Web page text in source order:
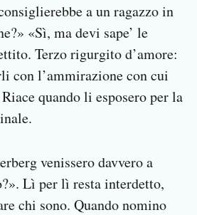
a un ragazzo in
«Sì, ma devi sape’ le
Terzo rigurgito d’amore:
con l’ammirazione con cui
quando li esposero per la
venissero davvero a
Lì per lì resta interdetto,
chi sono. Quando nomino